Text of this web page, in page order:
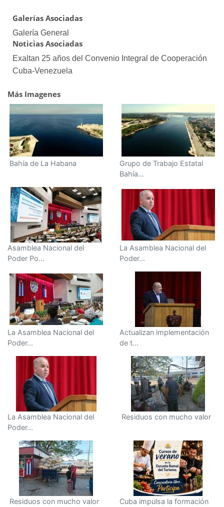
Galerías Asociadas
Galería General
Noticias Asociadas
Exaltan 25 años del Convenio Integral de Cooperación
Cuba-Venezuela
Más Imagenes
Bahía de La Habana
Grupo de Trabajo Estatal
Bahía...
Asamblea Nacional del
Poder Po...
La Asamblea Nacional del
Poder...
La Asamblea Nacional del
Poder...
Actualizan implementación
de t...
La Asamblea Nacional del
Poder...
Residuos con mucho valor
Residuos con mucho valor
Cuba impulsa la formación